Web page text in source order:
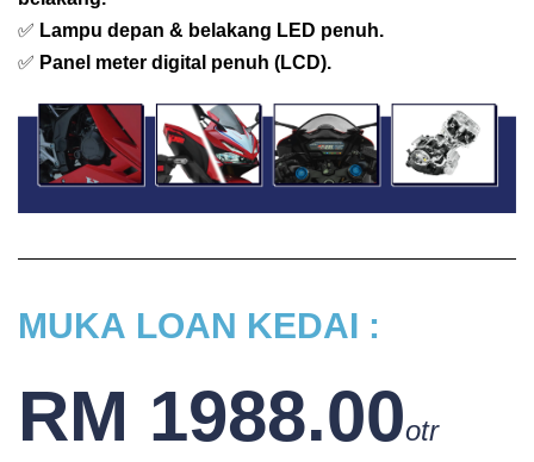
✅ Lampu depan & belakang LED penuh.
✅ Panel meter digital penuh (LCD).
MUKA LOAN KEDAI :
RM 1988.00otr